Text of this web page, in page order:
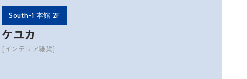
South-1 本館 2F
ケユカ
[インテリア雑貨]